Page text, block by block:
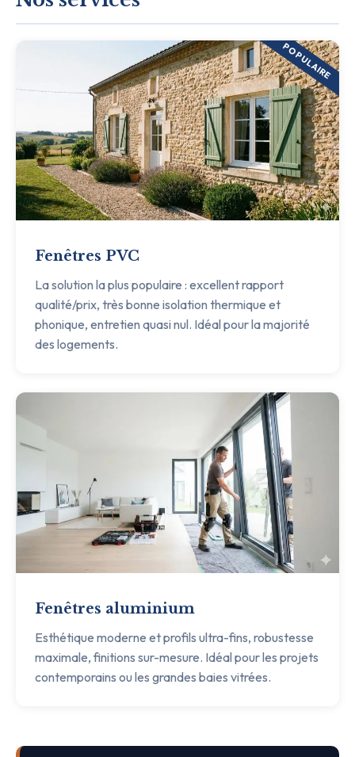
POPULAIRE
Fenêtres PVC
La solution la plus populaire : excellent rapport
qualité/prix, très bonne isolation thermique et
phonique, entretien quasi nul. Idéal pour la majorité
des logements.
Fenêtres aluminium
Esthétique moderne et profils ultra-fins, robustesse
maximale, finitions sur-mesure. Idéal pour les projets
contemporains ou les grandes baies vitrées.